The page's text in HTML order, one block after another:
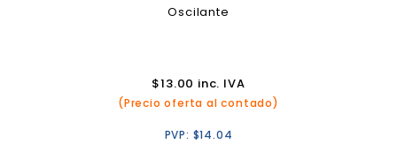
Oscilante
$13.00 inc. IVA
(Precio oferta al contado)
PVP: $14.04